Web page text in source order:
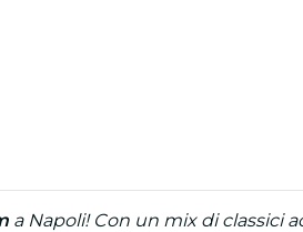
a Napoli! Con un mix di classici